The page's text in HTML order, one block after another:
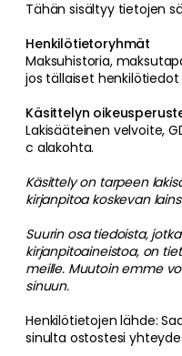
Tähän sisältyy tietojen
Henkilötietoryhmät
Maksuhistoria,
jos tällaiset
Käsittelyn
Lakisääteinen velvoite,
c alakohta.
Käsittely on tarpeen
kirjanpitoa koskevan
Suurin osa tiedoista,
kirjanpitoaineistoa, on
meille. Muutoin emme
sinuun.
Henkilötietojen lähde:
sinulta ostostesi